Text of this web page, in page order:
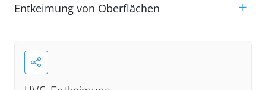
Entkeimung von Oberflächen